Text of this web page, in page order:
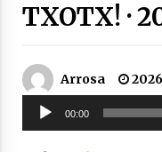
TXOTX! ·
Arrosa
Soinu
erreproduzigailua
00:00